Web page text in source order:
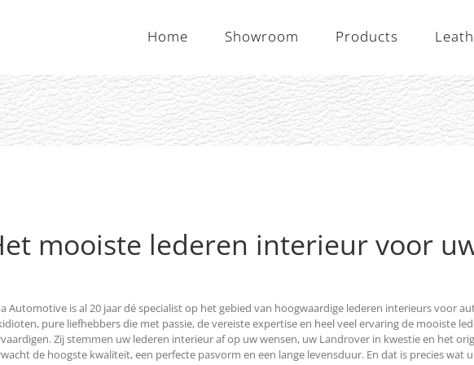
Home Showroom Products
mooiste lederen interieur voor
Automotive is al 20 jaar dé specialist op het gebied van hoogwaardige lederen interieurs voor
pure liefhebbers die met passie, de vereiste expertise en heel veel ervaring de mooiste
Zij stemmen uw lederen interieur af op uw wensen, uw Landrover in kwestie en het
de hoogste kwaliteit, een perfecte pasvorm en een lange levensduur. En dat is precies wat